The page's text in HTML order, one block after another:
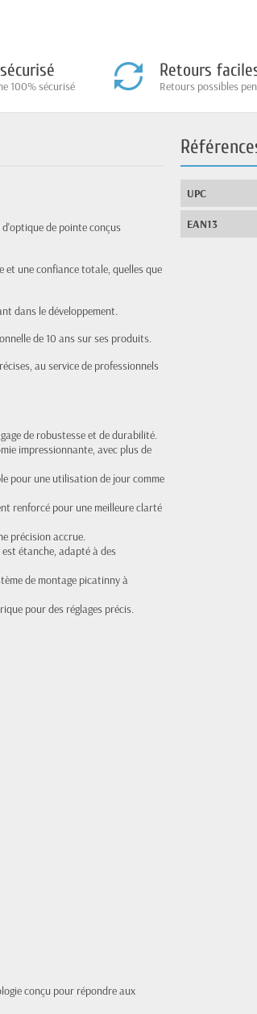
100% sécurisé
Retours
Retours possibles
de pointe conçus
et une confiance totale, quelles que
dans le développement.
de 10 ans sur ses produits.
au service de professionnels
de robustesse et de durabilité.
impressionnante, avec plus de
pour une utilisation de jour comme
renforcé pour une meilleure clarté
précision accrue.
étanche, adapté à des
de montage picatinny à
pour des réglages précis.
conçu pour répondre aux
UPC
EAN13